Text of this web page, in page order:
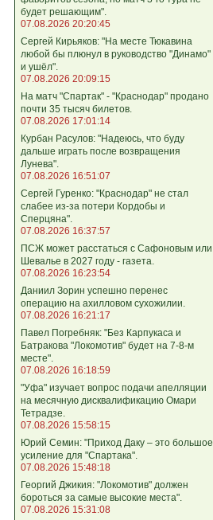
будет решающим".
07.08.2026 20:20:45
Сергей Кирьяков: "На месте Тюкавина
любой бы плюнул в руководство "Динамо"
и ушёл".
07.08.2026 20:09:15
На матч "Спартак" - "Краснодар" продано
почти 35 тысяч билетов.
07.08.2026 17:01:14
Курбан Расулов: "Надеюсь, что буду
дальше играть после возвращения
Лунева".
07.08.2026 16:51:07
Сергей Гуренко: "Краснодар" не стал
слабее из-за потери Кордобы и
Сперцяна".
07.08.2026 16:37:57
ПСЖ может расстаться с Сафоновым или
Шевалье в 2027 году - газета.
07.08.2026 16:23:54
Даниил Зорин успешно перенес
операцию на ахилловом сухожилии.
07.08.2026 16:21:17
Павел Погребняк: "Без Карпукаса и
Батракова "Локомотив" будет на 7-8-м
месте".
07.08.2026 16:18:59
"Уфа" изучает вопрос подачи апелляции
на месячную дисквалификацию Омари
Тетрадзе.
07.08.2026 15:58:15
Юрий Семин: "Приход Даку – это большое
усиление для "Спартака".
07.08.2026 15:48:18
Георгий Джикия: "Локомотив" должен
бороться за самые высокие места".
07.08.2026 15:31:08